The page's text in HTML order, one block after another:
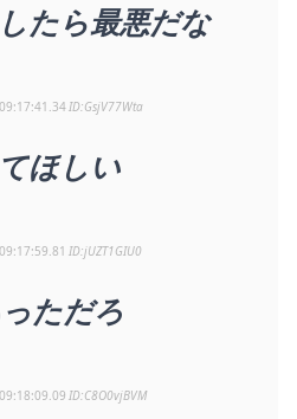
たら最悪だな
GsjV77Wta
ほしい
jUZT1GIU0
ただろ
C8O0vjBVM